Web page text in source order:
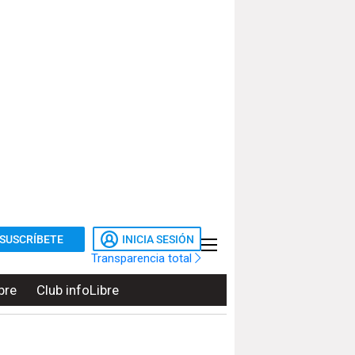
SUSCRÍBETE INICIA SESIÓN
Transparencia total
Club infoLibre